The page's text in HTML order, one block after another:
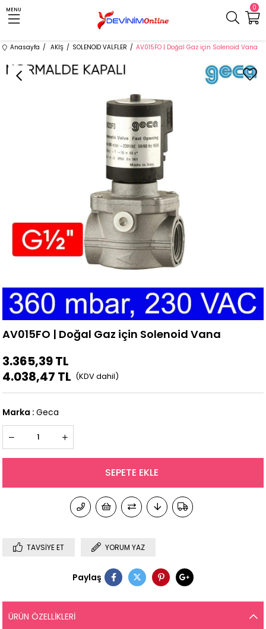
0
MENU
Anasayfa AKIŞ SOLENOİD VALFLER AV015FO | Doğal Gaz için Solenoid Vana
AV015FO | Doğal Gaz için Solenoid Vana
3.365,39 TL
4.038,47 TL
Marka : Geca
TAVSIYE ET YORUM YAZ
Paylaş
ÜRÜN ÖZELLIKLERI